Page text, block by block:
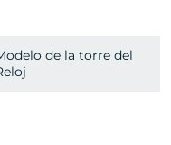
de la torre del